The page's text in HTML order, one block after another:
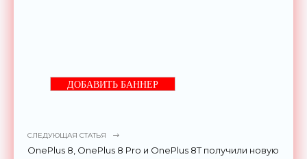
ДОБАВИТЬ БАННЕР
СЛЕДУЮЩАЯ СТАТЬЯ
OnePlus 8, OnePlus 8 Pro и OnePlus 8T получили новую